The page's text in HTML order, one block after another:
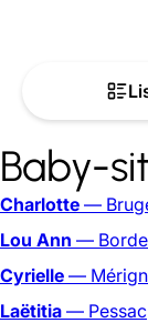
Baby-
Charlotte —
Lou Ann —
Cyrielle —
Laëtitia — Pessac